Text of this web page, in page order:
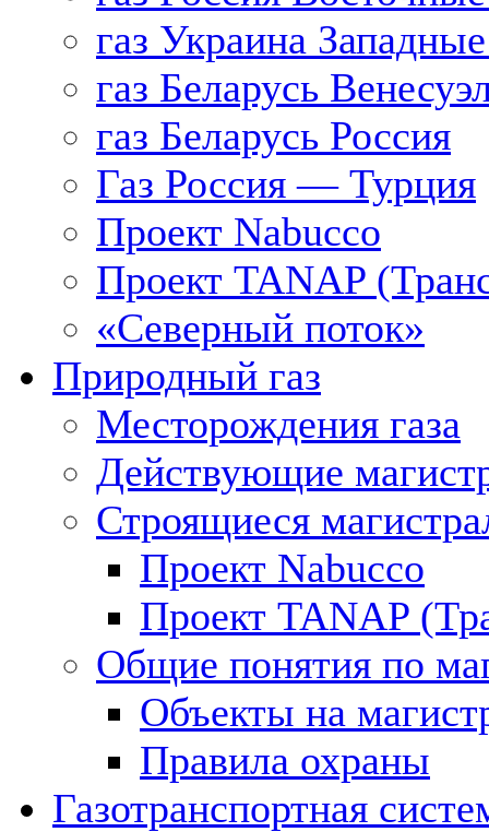
газ Украина
газ Беларусь
газ Беларусь Россия
Газ Россия — Турция
Проект Nabucco
Проект TANAP
«Северный поток»
Природный газ
Месторождения газа
Действующие
Строящиеся
Проект Nabucco
Проект TANAP
Общие понятия по
Объекты на
Правила охраны
Газотранспортная